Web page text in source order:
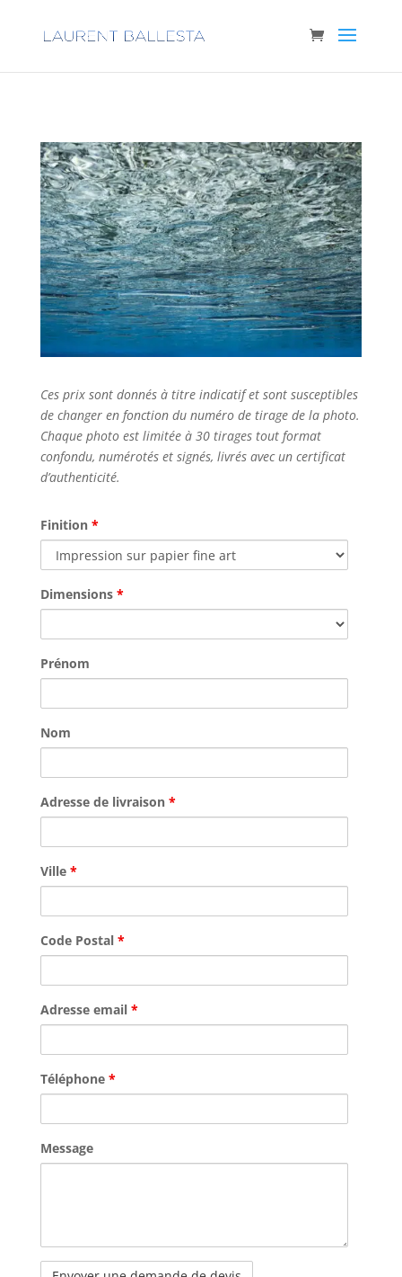
Ces prix sont donnés à titre indicatif et sont susceptibles
de changer en fonction du numéro de tirage de la photo.
Chaque photo est limitée à 30 tirages tout format
confondu, numérotés et signés, livrés avec un certificat
d’authenticité.
Finition *
Dimensions *
Prénom
Nom
Adresse de livraison *
Ville *
Code Postal *
Adresse email *
Téléphone *
Message